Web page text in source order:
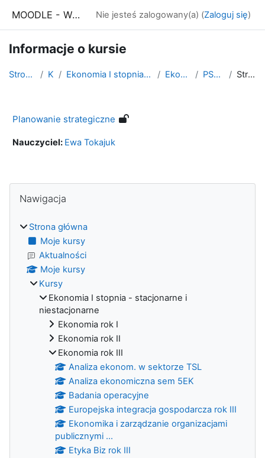
MOODLE - WSE Białystok Nie jesteś zalogowany(a) (Zaloguj się)
Informacje o kursie
Strona główna Kursy Ekonomia I stopnia - stacjonarne i niestacjonarne Ekonomia rok III PS-dr Tokajuk Streszczenie
Planowanie strategiczne
Nauczyciel: Ewa Tokajuk
Bloki
Nawigacja
Strona główna
Moje kursy
Aktualności
Moje kursy
Kursy
Ekonomia I stopnia - stacjonarne i
niestacjonarne
Ekonomia rok I
Ekonomia rok II
Ekonomia rok III
Analiza ekonom. w sektorze TSL
Analiza ekonomiczna sem 5EK
Badania operacyjne
Europejska integracja gospodarcza rok III
Ekonomika i zarządzanie organizacjami
publicznymi ...
Etyka Biz rok III